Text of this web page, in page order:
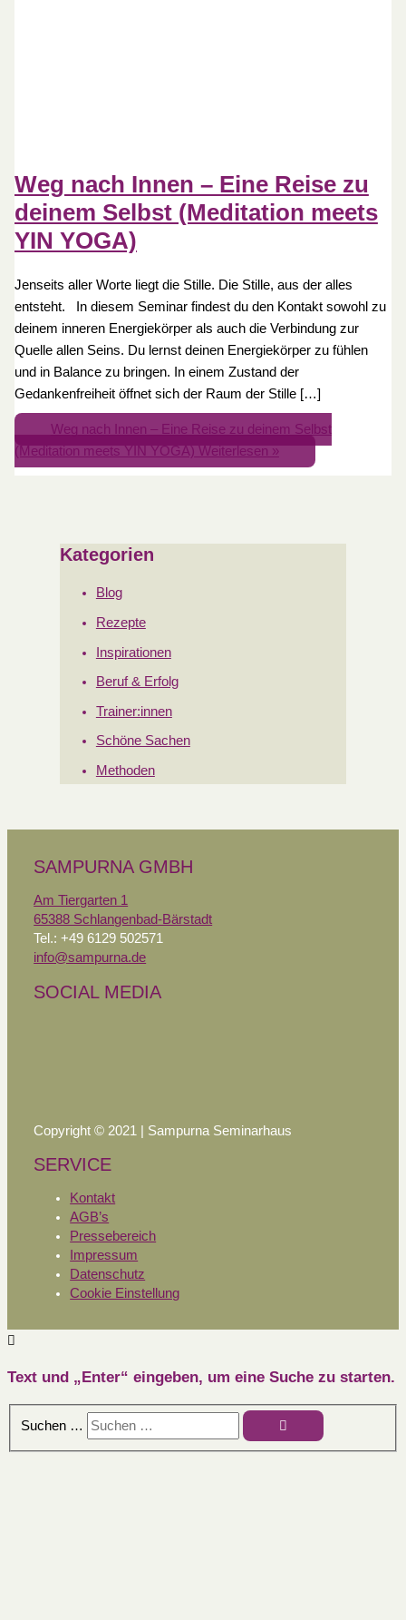
Weg nach Innen – Eine Reise zu
deinem Selbst (Meditation meets
YIN YOGA)
Jenseits aller Worte liegt die Stille. Die Stille, aus der alles
entsteht. In diesem Seminar findest du den Kontakt sowohl zu
deinem inneren Energiekörper als auch die Verbindung zur
Quelle allen Seins. Du lernst deinen Energiekörper zu fühlen
und in Balance zu bringen. In einem Zustand der
Gedankenfreiheit öffnet sich der Raum der Stille […]
Weg nach Innen – Eine Reise zu deinem Selbst
(Meditation meets YIN YOGA) Weiterlesen »
Kategorien
Blog
Rezepte
Inspirationen
Beruf & Erfolg
Trainer:innen
Schöne Sachen
Methoden
SAMPURNA GMBH
Am Tiergarten 1
65388 Schlangenbad-Bärstadt
Tel.: +49 6129 502571
info@sampurna.de
SOCIAL MEDIA
Copyright © 2021 | Sampurna Seminarhaus
SERVICE
Kontakt
AGB’s
Pressebereich
Impressum
Datenschutz
Cookie Einstellung
Text und „Enter“ eingeben, um eine Suche zu starten.
Suchen …